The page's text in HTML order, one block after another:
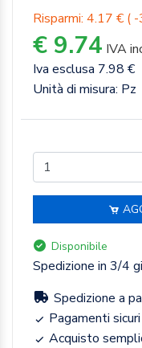
Risparmi: 4.17 € (
€ 9.74 IVA
Iva esclusa 7.98 €
Unità di misura: Pz
Disponibile
Spedizione in 3/4
Spedizione a
Pagamenti
Acquisto